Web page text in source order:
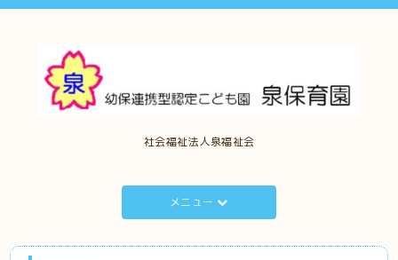
社会福祉法人泉福祉会
メニュー